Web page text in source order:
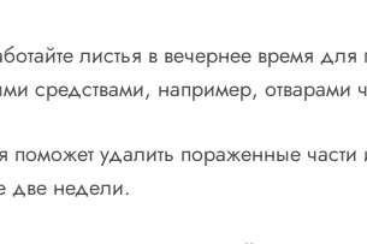
листья в вечернее время
средствами, например,
удалить пораженные части
две недели.